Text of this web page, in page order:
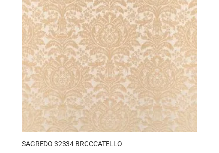
SAGREDO 32334 BROCCATELLO